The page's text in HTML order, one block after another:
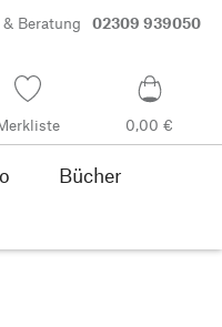
Beratung 02309 939050
0,00 €
Bücher